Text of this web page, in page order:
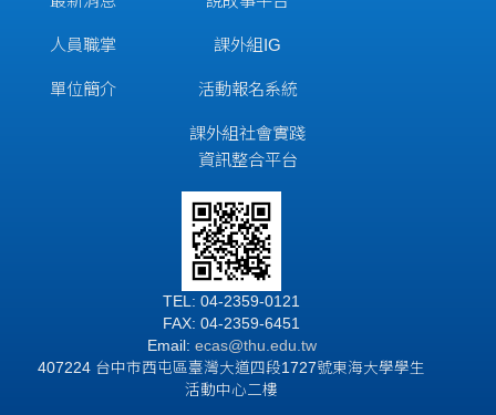
人員職掌
單位簡介
課外組IG
活動報名系統
課外組社會實踐
資訊整合平台
TEL: 04-2359-0121
FAX: 04-2359-6451
Email: ecas@thu.edu.tw
407224 台中市西屯區臺灣大道四段1727號東海大學學生
活動中心二樓